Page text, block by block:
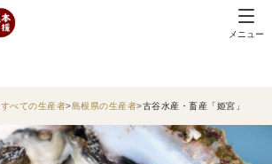
メニュー
すべての生産者 島根県の生産者 古谷水産・畜産「姫宮」